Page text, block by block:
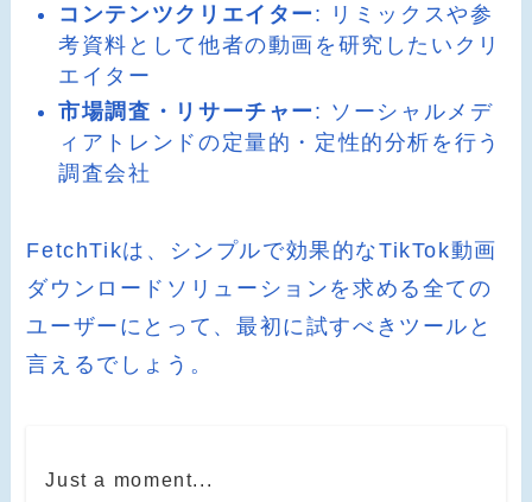
コンテンツクリエイター: リミックスや参
考資料として他者の動画を研究したいクリ
エイター
市場調査・リサーチャー: ソーシャルメデ
ィアトレンドの定量的・定性的分析を行う
調査会社
FetchTikは、シンプルで効果的なTikTok動画
ダウンロードソリューションを求める全ての
ユーザーにとって、最初に試すべきツールと
言えるでしょう。
Just a moment...